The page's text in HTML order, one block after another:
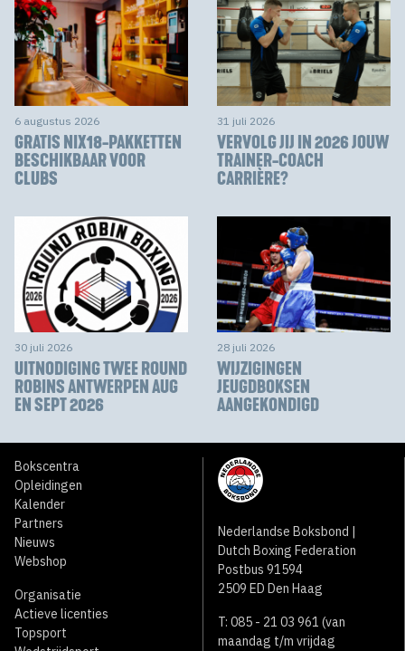
6 augustus 2026
GRATIS NIX18-PAKKETTEN
BESCHIKBAAR VOOR
CLUBS
31 juli 2026
VERVOLG JIJ IN 2026 JOUW
TRAINER-COACH
CARRIÈRE?
30 juli 2026
UITNODIGING TWEE ROUND
ROBINS ANTWERPEN AUG
EN SEPT 2026
28 juli 2026
WIJZIGINGEN
JEUGDBOKSEN
AANGEKONDIGD
Bokscentra
Opleidingen
Kalender
Partners
Nieuws
Webshop
Organisatie
Actieve licenties
Topsport
Nederlandse Boksbond |
Dutch Boxing Federation
Postbus 91594
2509 ED Den Haag
T: 085 - 21 03 961 (van
maandag t/m vrijdag